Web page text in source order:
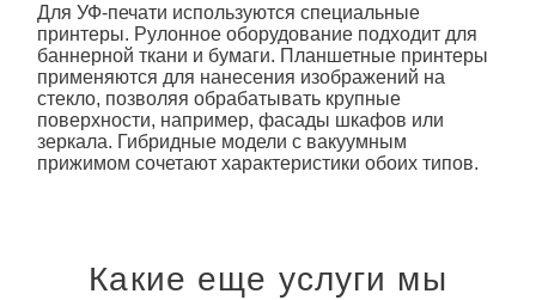
Для УФ-печати используются специальные
принтеры. Рулонное оборудование подходит для
баннерной ткани и бумаги. Планшетные принтеры
применяются для нанесения изображений на
стекло, позволяя обрабатывать крупные
поверхности, например, фасады шкафов или
зеркала. Гибридные модели с вакуумным
прижимом сочетают характеристики обоих типов.
Какие еще услуги мы